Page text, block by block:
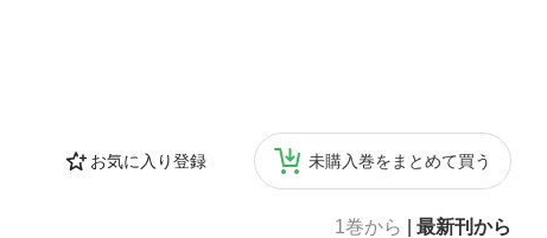
お気に入り登録 未購入巻をまとめて買う
1巻から 最新刊から